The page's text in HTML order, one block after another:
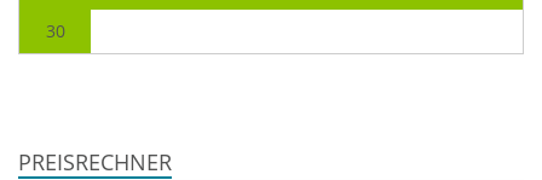
30
PREISRECHNER